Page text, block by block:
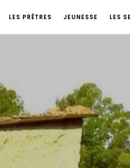
LES PRÊTRES JEUNESSE LES